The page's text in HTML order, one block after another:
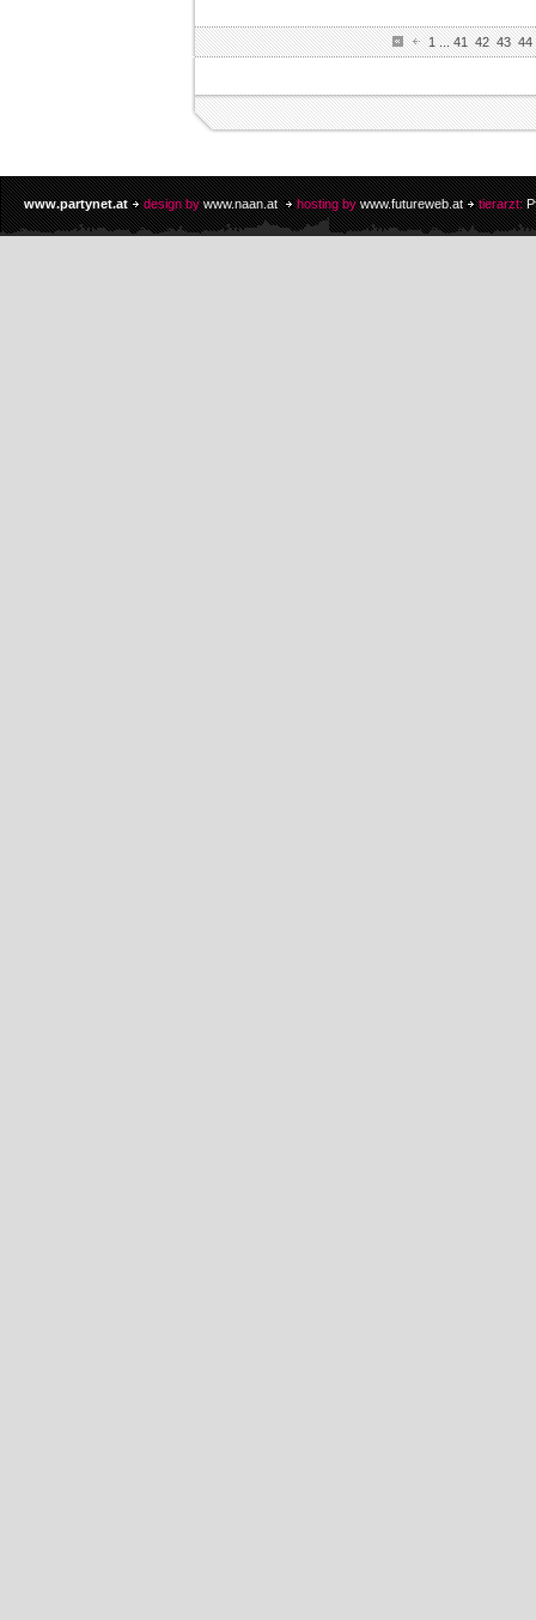
1...41 42 43 44
www.partynet.at design by www.naan.at hosting by www.futureweb.at tierarzt: